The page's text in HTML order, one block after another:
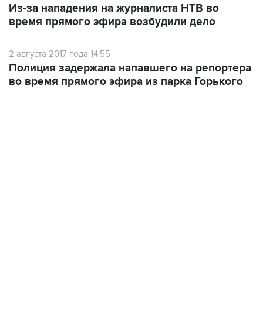
Из-за нападения на журналиста НТВ во
время прямого эфира возбудили дело
2 августа 2017 года 14:55
Полиция задержала напавшего на репортера
во время прямого эфира из парка Горького